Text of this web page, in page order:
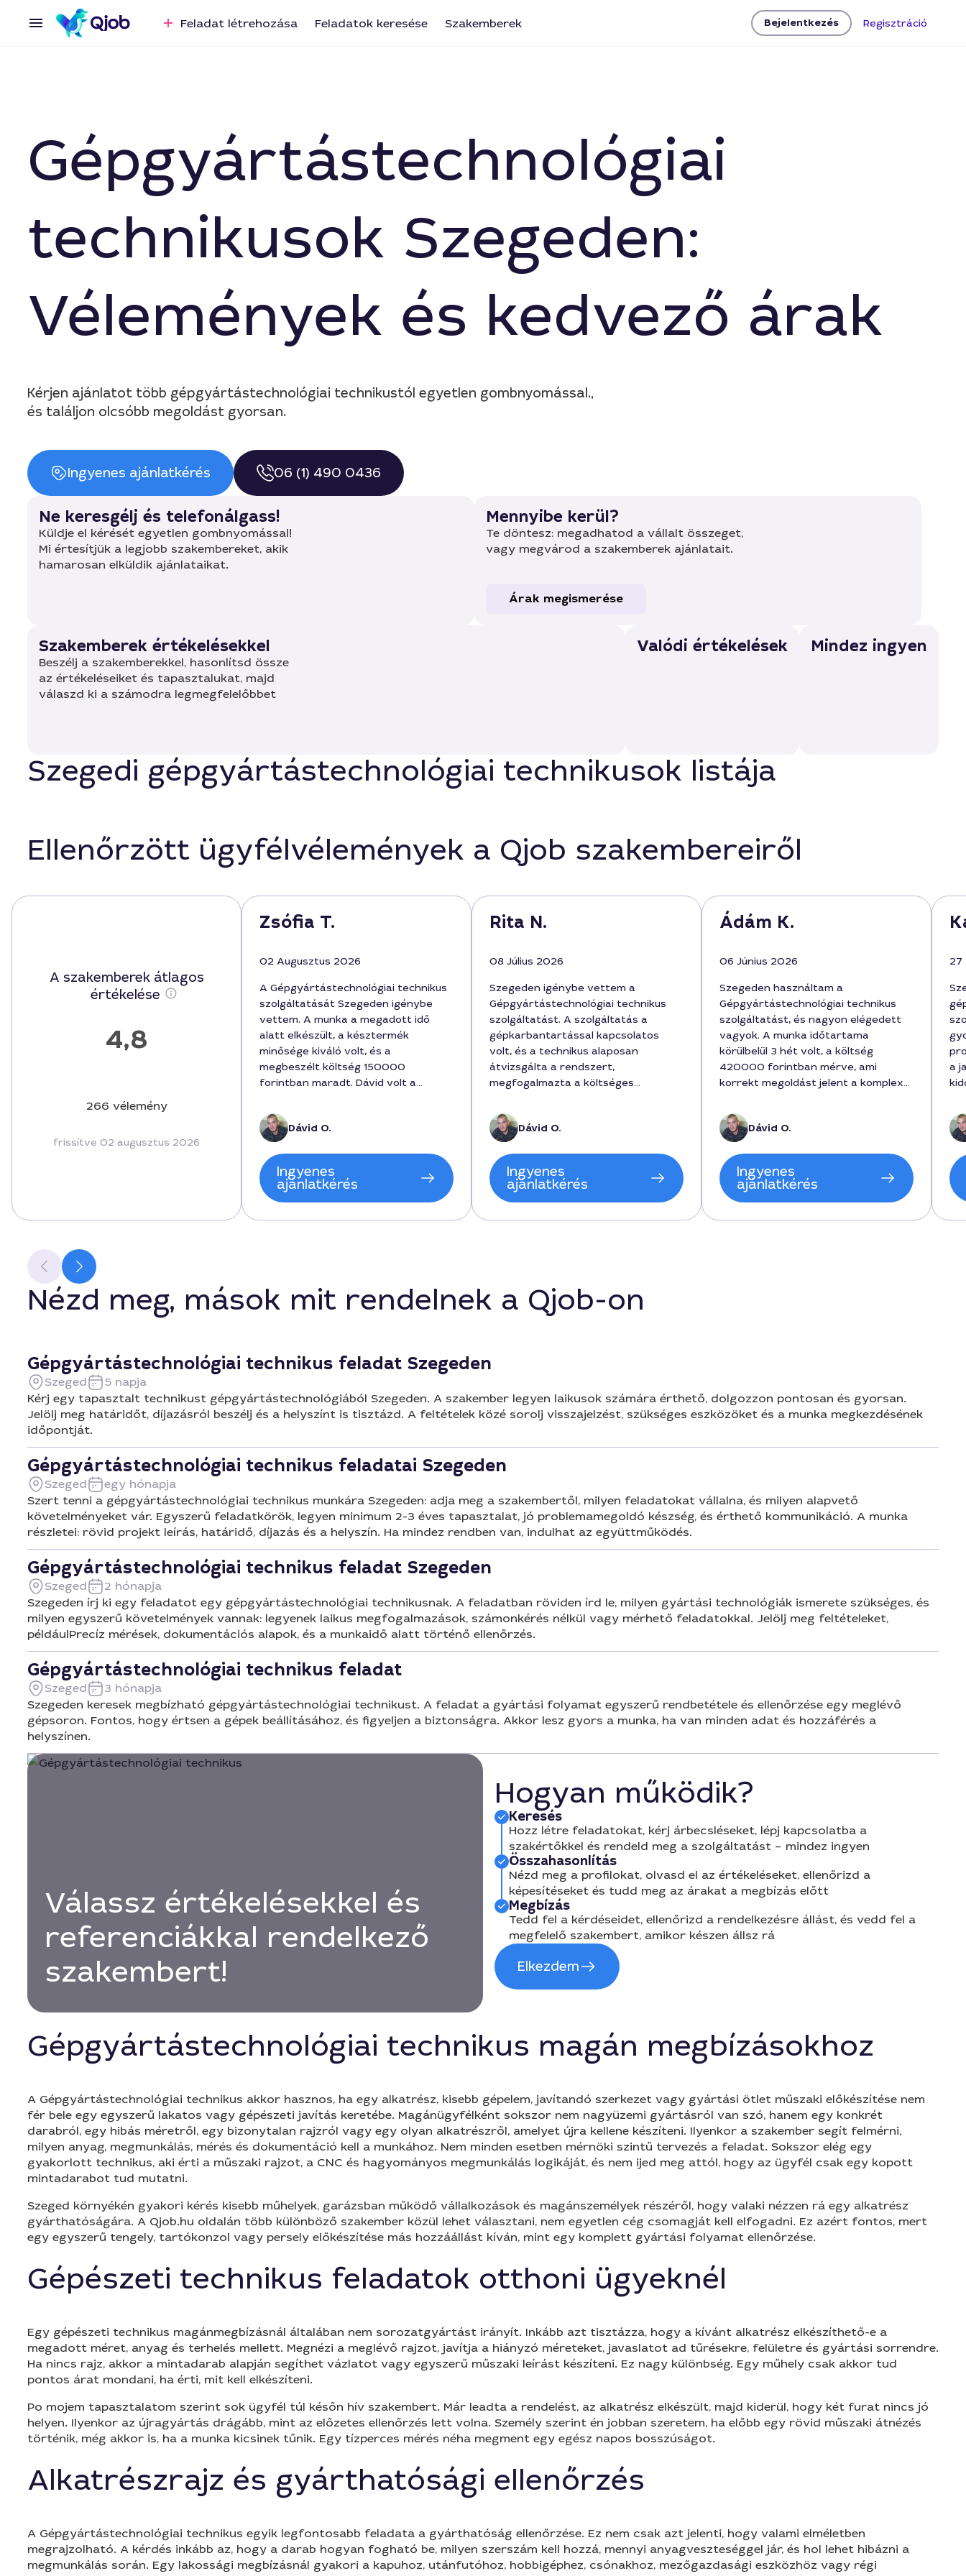
Feladat létrehozása Feladatok keresése Szakemberek Bejelentkezés Regisztráció
Gépgyártástechnológiai
technikusok Szegeden:
Vélemények és kedvező árak
Kérjen ajánlatot több gépgyártástechnológiai technikustól egyetlen gombnyomással.,
és találjon olcsóbb megoldást gyorsan.
Ingyenes ajánlatkérés 06 (1) 490 0436
Ne keresgélj és telefonálgass!
Küldje el kérését egyetlen gombnyomással!
Mi értesítjük a legjobb szakembereket, akik
hamarosan elküldik ajánlataikat.
Mennyibe kerül?
Te döntesz: megadhatod a vállalt összeget,
vagy megvárod a szakemberek ajánlatait.
Árak megismerése
Szakemberek értékelésekkel
Beszélj a szakemberekkel, hasonlítsd össze
az értékeléseiket és tapasztalukat, majd
válaszd ki a számodra legmegfelelőbbet
Valódi értékelések Mindez ingyen
Szegedi gépgyártástechnológiai technikusok listája
Ellenőrzött ügyfélvélemények a Qjob szakembereiről
A szakemberek átlagos
értékelése
4,8
266 vélemény
frissítve 02 augusztus 2026
Zsófia T.
02 Augusztus 2026
A Gépgyártástechnológiai technikus
szolgáltatását Szegeden igénybe
vettem. A munka a megadott idő
alatt elkészült, a késztermék
minősége kiváló volt, és a
megbeszélt költség 150000
forintban maradt. Dávid volt a
kommunikációt, és részletesen
elmagyarázta a folyamatokat. Az
együttműködés gördülékeny volt, és
az ingatlanom nem kapott kárt, csak
a hatékony megoldások jelentek meg.
Örömmel ajánlom ezt a szolgáltatót
gépgyártástechnológiai technikus
Dávid O.
Ingyenes
ajánlatkérés
Rita N.
08 Július 2026
Szegeden igénybe vettem a
Gépgyártástechnológiai technikus
szolgáltatást. A szolgáltatás a
gépkarbantartással kapcsolatos
volt, és a technikus alaposan
átvizsgálta a rendszert,
megfogalmazta a költséges
adott. A munka időtartama 3 nap
volt, a teljes összeg 125000 forintot
tett ki, amit pontosan számon
kértek. Nagyon elégedett vagyok az
eredménnyel, és a szakember
tudására építő hangsúlyt fektetett.
Dávid O.
Ingyenes
ajánlatkérés
Ádám K.
06 Június 2026
Szegeden használtam a
Gépgyártástechnológiai technikus
szolgáltatást, és nagyon elégedett
vagyok. A munka időtartama
körülbelül 3 hét volt, a költség
420000 forintban mérve, ami
korrekt megoldást jelent a komplex
megértette az igényeket és
részletes beszámolót adott a végső
megoldásokról, miközben
szervezettsége lenyűgöző volt.
Dávid O.
Ingyenes
ajánlatkérés
27
a
Nézd meg, mások mit rendelnek a Qjob-on
Gépgyártástechnológiai technikus feladat Szegeden
Szeged
5 napja
Kérj egy tapasztalt technikust gépgyártástechnológiából Szegeden. A szakember legyen laikusok számára érthető, dolgozzon pontosan és gyorsan.
Jelölj meg határidőt, díjazásról beszélj és a helyszínt is tisztázd. A feltételek közé sorolj visszajelzést, szükséges eszközöket és a munka megkezdésének
időpontját.
Gépgyártástechnológiai technikus feladatai Szegeden
Szeged
egy hónapja
Szert tenni a gépgyártástechnológiai technikus munkára Szegeden: adja meg a szakembertől, milyen feladatokat vállalna, és milyen alapvető
követelményeket vár. Egyszerű feladatkörök, legyen minimum 2-3 éves tapasztalat, jó problemamegoldó készség, és érthető kommunikáció. A munka
részletei: rövid projekt leírás, határidő, díjazás és a helyszín. Ha mindez rendben van, indulhat az együttműködés.
Gépgyártástechnológiai technikus feladat Szegeden
Szeged
2 hónapja
Szegeden írj ki egy feladatot egy gépgyártástechnológiai technikusnak. A feladatban röviden írd le, milyen gyártási technológiák ismerete szükséges, és
milyen egyszerű követelmények vannak: legyenek laikus megfogalmazások, számonkérés nélkül vagy mérhető feladatokkal. Jelölj meg feltételeket,
példáulPrecíz mérések, dokumentációs alapok, és a munkaidő alatt történő ellenőrzés.
Gépgyártástechnológiai technikus feladat
Szeged
3 hónapja
Szegeden keresek megbízható gépgyártástechnológiai technikust. A feladat a gyártási folyamat egyszerű rendbetétele és ellenőrzése egy meglévő
gépsoron. Fontos, hogy értsen a gépek beállításához, és figyeljen a biztonságra. Akkor lesz gyors a munka, ha van minden adat és hozzáférés a
helyszínen.
Válassz értékelésekkel és
referenciákkal rendelkező
szakembert!
Hogyan működik?
Keresés
Hozz létre feladatokat, kérj árbecsléseket, lépj kapcsolatba a
szakértőkkel és rendeld meg a szolgáltatást – mindez ingyen
Összahasonlítás
Nézd meg a profilokat, olvasd el az értékeléseket, ellenőrizd a
képesítéseket és tudd meg az árakat a megbízás előtt
Megbízás
Tedd fel a kérdéseidet, ellenőrizd a rendelkezésre állást, és vedd fel a
megfelelő szakembert, amikor készen állsz rá
Elkezdem
Gépgyártástechnológiai technikus magán megbízásokhoz
A Gépgyártástechnológiai technikus akkor hasznos, ha egy alkatrész, kisebb gépelem, javítandó szerkezet vagy gyártási ötlet műszaki előkészítése nem
fér bele egy egyszerű lakatos vagy gépészeti javítás keretébe. Magánügyfélként sokszor nem nagyüzemi gyártásról van szó, hanem egy konkrét
darabról, egy hibás méretről, egy bizonytalan rajzról vagy egy olyan alkatrészről, amelyet újra kellene készíteni. Ilyenkor a szakember segít felmérni,
milyen anyag, megmunkálás, mérés és dokumentáció kell a munkához. Nem minden esetben mérnöki szintű tervezés a feladat. Sokszor elég egy
gyakorlott technikus, aki érti a műszaki rajzot, a CNC és hagyományos megmunkálás logikáját, és nem ijed meg attól, hogy az ügyfél csak egy kopott
mintadarabot tud mutatni.
Szeged környékén gyakori kérés kisebb műhelyek, garázsban működő vállalkozások és magánszemélyek részéről, hogy valaki nézzen rá egy alkatrész
gyárthatóságára. A Qjob.hu oldalán több különböző szakember közül lehet választani, nem egyetlen cég csomagját kell elfogadni. Ez azért fontos, mert
egy egyszerű tengely, tartókonzol vagy persely előkészítése más hozzáállást kíván, mint egy komplett gyártási folyamat ellenőrzése.
Gépészeti technikus feladatok otthoni ügyeknél
Egy gépészeti technikus magánmegbízásnál általában nem sorozatgyártást irányít. Inkább azt tisztázza, hogy a kívánt alkatrész elkészíthető-e a
megadott méret, anyag és terhelés mellett. Megnézi a meglévő rajzot, javítja a hiányzó méreteket, javaslatot ad tűrésekre, felületre és gyártási sorrendre.
Ha nincs rajz, akkor a mintadarab alapján segíthet vázlatot vagy egyszerű műszaki leírást készíteni. Ez nagy különbség. Egy műhely csak akkor tud
pontos árat mondani, ha érti, mit kell elkészíteni.
Po mojem tapasztalatom szerint sok ügyfél túl későn hív szakembert. Már leadta a rendelést, az alkatrész elkészült, majd kiderül, hogy két furat nincs jó
helyen. Ilyenkor az újragyártás drágább, mint az előzetes ellenőrzés lett volna. Személy szerint én jobban szeretem, ha előbb egy rövid műszaki átnézés
történik, még akkor is, ha a munka kicsinek tűnik. Egy tízperces mérés néha megment egy egész napos bosszúságot.
Alkatrészrajz és gyárthatósági ellenőrzés
A Gépgyártástechnológiai technikus egyik legfontosabb feladata a gyárthatóság ellenőrzése. Ez nem csak azt jelenti, hogy valami elméletben
megrajzolható. A kérdés inkább az, hogy a darab hogyan fogható be, milyen szerszám kell hozzá, mennyi anyagveszteséggel jár, és hol lehet hibázni a
megmunkálás során. Egy lakossági megbízásnál gyakori a kapuhoz, utánfutóhoz, hobbigéphez, csónakhoz, mezőgazdasági eszközhöz vagy régi